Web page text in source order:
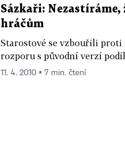
Sázkaři:
hráčům
Starostové se vzbouřili
rozporu s původní verzí
11. 4. 2010 ▪ 7 min. čtení